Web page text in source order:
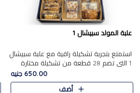
علبة المولد سبيشال 1
استمتع بتجربة تشكيلة راقية مع علبة سبيشال
1 التي تضم 28 قطعة من تشكيلة مختارة
بعناية من أفخر حلويات المولد المصرية
الأصلية الشرقية. تحتوي ال..
650.00 جنيه
أضف